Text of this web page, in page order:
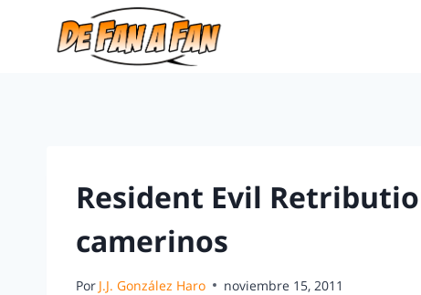
Resident Evil
camerinos
Por J.J. González Haro noviembre 15, 2011